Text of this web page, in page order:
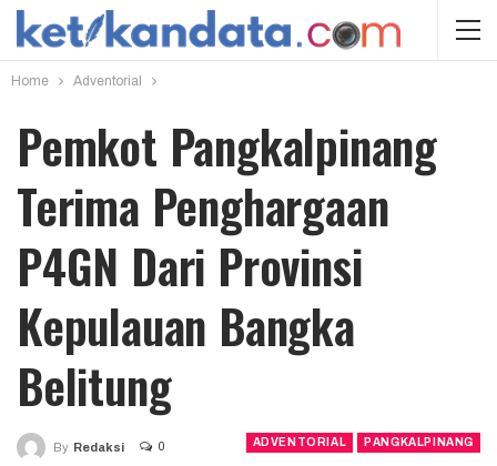
Home Adventorial
Pemkot Pangkalpinang
Terima Penghargaan
P4GN Dari Provinsi
Kepulauan Bangka
Belitung
ADVENTORIAL PANGKALPINANG
By Redaksi 0